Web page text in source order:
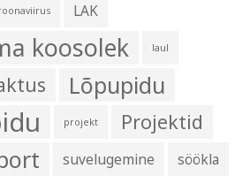
LAK
koosolek laul
Lõpupidu
projekt Projektid
suvelugemine
söökla